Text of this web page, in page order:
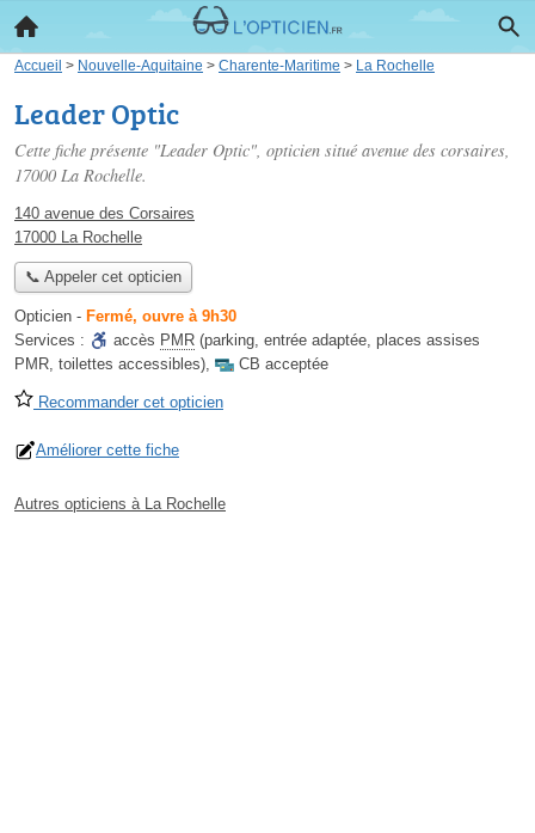
Accueil > Nouvelle-Aquitaine > Charente-Maritime > La Rochelle
Leader Optic
Cette fiche présente "Leader Optic", opticien situé avenue des corsaires,
17000 La Rochelle.
140 avenue des Corsaires
17000 La Rochelle
📞 Appeler cet opticien
Opticien - Fermé, ouvre à 9h30
Services :
accès PMR (parking, entrée adaptée, places assises
PMR, toilettes accessibles), CB acceptée
Recommander cet opticien
Améliorer cette fiche
Autres opticiens à La Rochelle